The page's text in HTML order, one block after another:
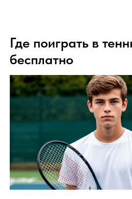
Где поиграть в
бесплатно